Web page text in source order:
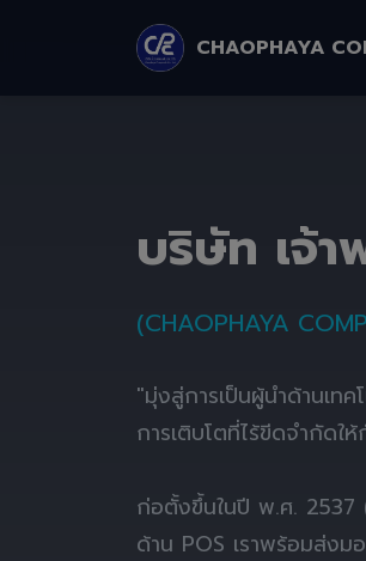
CHAOPHAYA
บริษัท เจ้
(CHAOPHAYA
"มุ่งสู่การเป็นผู้นำด้านเท
การเติบโตที่ไร้ขีดจำกัดใ
ก่อตั้งขึ้นในปี พ.ศ. 2537
ด้าน POS เราพร้อมส่ง